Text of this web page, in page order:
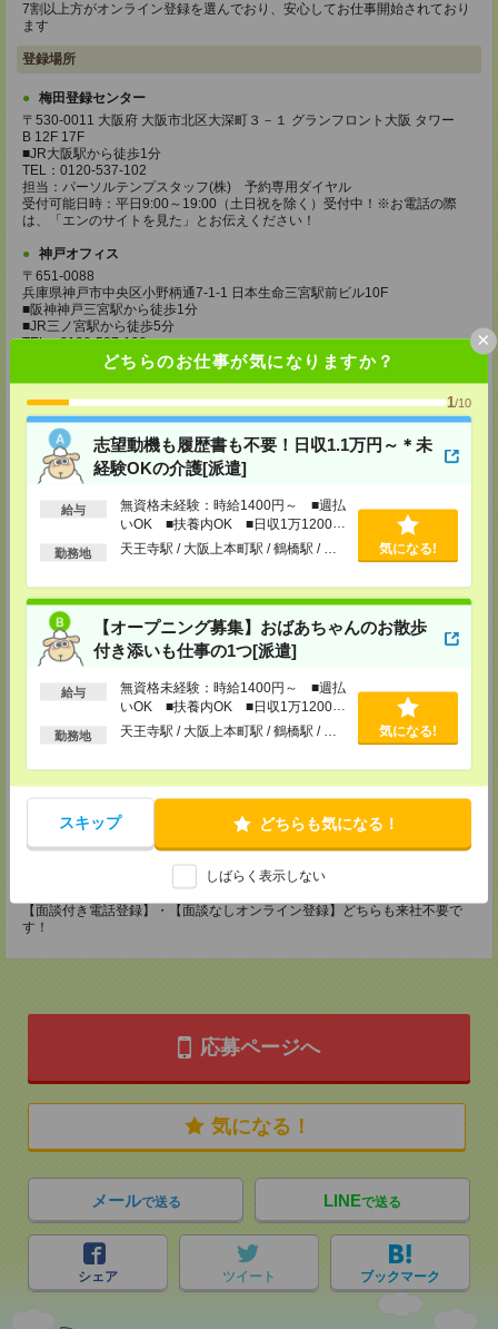
どちらのお仕事が気になりますか？
1/10
志望動機も履歴書も不要！日収1.1万円～＊未
経験OKの介護[派遣]
給与
無資格未経験：時給1400円～ ■週払
いOK ■扶養内OK ■日収1万1200円
以上
勤務地 天王寺駅 / 大阪上本町駅 / 鶴橋駅 / … 気になる!
【オープニング募集】おばあちゃんのお散歩
付き添いも仕事の1つ[派遣]
給与
無資格未経験：時給1400円～ ■週払
いOK ■扶養内OK ■日収1万1200円
以上
勤務地 天王寺駅 / 大阪上本町駅 / 鶴橋駅 / … 気になる!
スキップ どちらも気になる！
しばらく表示しない
×
7割以上方がオンライン登録を選んでおり、安心してお仕事開始されており
ます
登録場所
梅田登録センター
〒530-0011 大阪府 大阪市北区大深町３－１ グランフロント大阪 タワー
B 12F 17F
■JR大阪駅から徒歩1分
TEL：0120-537-102
担当：パーソルテンプスタッフ(株) 予約専用ダイヤル
受付可能日時：平日9:00～19:00（土日祝を除く）受付中！※お電話の際
は、「エンのサイトを見た」とお伝えください！
神戸オフィス
〒651-0088
兵庫県神戸市中央区小野柄通7-1-1 日本生命三宮駅前ビル10F
■阪神神戸三宮駅から徒歩1分
■JR三ノ宮駅から徒歩5分
TEL：0120-537-102
担当：パーソルテンプスタッフ(株) 予約専用ダイヤル
京都オフィス
〒600-8008 京都府京都市下京区四条通烏丸東入長刀鉾町20 四条烏丸FTス
クエア9F
■地下鉄烏丸線四条駅から徒歩1分 ■阪急烏丸駅から徒歩1分
TEL：0120-537-102
担当：パーソルテンプスタッフ(株) 予約専用ダイヤル
受付可能日時：平日9:00～19:00（土日祝を除く）受付中！※お電話の際
は、「エンのサイトを見た」とお伝えください！
〒525-0032 滋賀県草津市大路1-1-1 エルティ932 3F
■JR草津駅から徒歩1分
TEL：0120-537-102
担当：パーソルテンプスタッフ(株) 予約専用ダイヤル
受付可能日時：平日9:00～19:00（土日祝を除く）受付中！※お電話の際
は、「エンのサイトを見た」とお伝えください！
〒670-0913
担当：パーソルテンプスタッフ(株) 予約専用ダイヤル
受付可能日時：平日9:00～19:00（土日祝を除く）受付中！※お電話の際
は、「エンのサイトを見た」とお伝えください！
【面談付き電話登録】・【面談なしオンライン登録】どちらも来社不要で
す！
応募ページへ
気になる！
メールで送る LINEで送る
シェア ツイート ブックマーク